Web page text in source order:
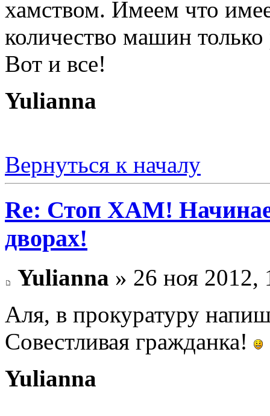
хамством. Имеем что
количество машин только
Вот и все!
Yulianna
Вернуться к началу
Re: Стоп ХАМ!
дворах!
Yulianna » 26 ноя 2012,
Аля, в прокуратуру
Совестливая гражданка!
Yulianna